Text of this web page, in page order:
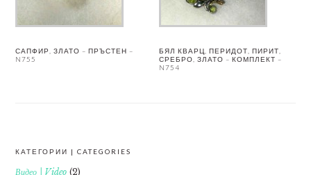
САПФИР, ЗЛАТО – ПРЪСТЕН –
N755
БЯЛ КВАРЦ, ПЕРИДОТ, ПИРИТ,
СРЕБРО, ЗЛАТО – КОМПЛЕКТ –
N754
FOOTER
КАТЕГОРИИ | CATEGORIES
Видео | Video (2)